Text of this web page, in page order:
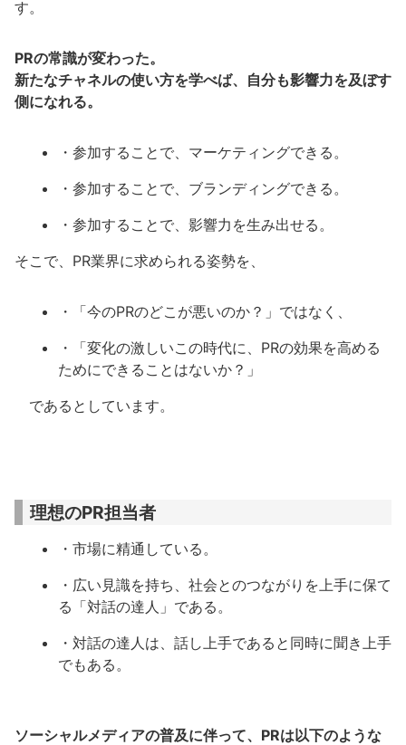
す。
PRの常識が変わった。
新たなチャネルの使い方を学べば、自分も影響力を及ぼす
側になれる。
・参加することで、マーケティングできる。
・参加することで、ブランディングできる。
・参加することで、影響力を生み出せる。
そこで、PR業界に求められる姿勢を、
・「今のPRのどこが悪いのか？」ではなく、
・「変化の激しいこの時代に、PRの効果を高める
ためにできることはないか？」
であるとしています。
理想のPR担当者
・市場に精通している。
・広い見識を持ち、社会とのつながりを上手に保て
る「対話の達人」である。
・対話の達人は、話し上手であると同時に聞き上手
でもある。
ソーシャルメディアの普及に伴って、PRは以下のような